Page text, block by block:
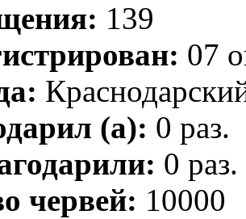
139
07
(а): 0 раз.
0 раз.
червей: 10000